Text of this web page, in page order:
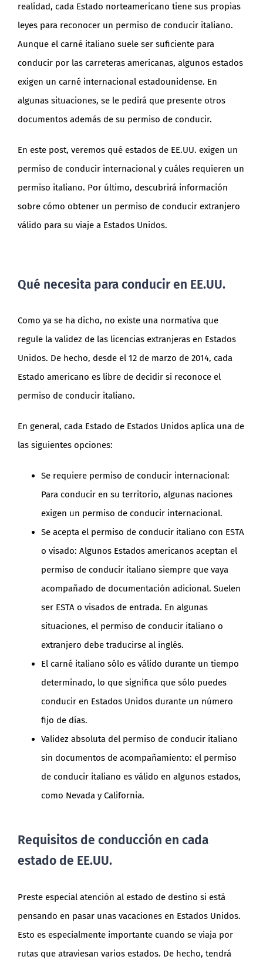
realidad, cada Estado norteamericano tiene sus propias
leyes para reconocer un permiso de conducir italiano.
Aunque el carné italiano suele ser suficiente para
conducir por las carreteras americanas, algunos estados
exigen un carné internacional estadounidense. En
algunas situaciones, se le pedirá que presente otros
documentos además de su permiso de conducir.
En este post, veremos qué estados de EE.UU. exigen un
permiso de conducir internacional y cuáles requieren un
permiso italiano. Por último, descubrirá información
sobre cómo obtener un permiso de conducir extranjero
válido para su viaje a Estados Unidos.
Qué necesita para conducir en EE.UU.
Como ya se ha dicho, no existe una normativa que
regule la validez de las licencias extranjeras en Estados
Unidos. De hecho, desde el 12 de marzo de 2014, cada
Estado americano es libre de decidir si reconoce el
permiso de conducir italiano.
En general, cada Estado de Estados Unidos aplica una de
las siguientes opciones:
Se requiere permiso de conducir internacional:
Para conducir en su territorio, algunas naciones
exigen un permiso de conducir internacional.
Se acepta el permiso de conducir italiano con ESTA
o visado: Algunos Estados americanos aceptan el
permiso de conducir italiano siempre que vaya
acompañado de documentación adicional. Suelen
ser ESTA o visados de entrada. En algunas
situaciones, el permiso de conducir italiano o
extranjero debe traducirse al inglés.
El carné italiano sólo es válido durante un tiempo
determinado, lo que significa que sólo puedes
conducir en Estados Unidos durante un número
fijo de días.
Validez absoluta del permiso de conducir italiano
sin documentos de acompañamiento: el permiso
de conducir italiano es válido en algunos estados,
como Nevada y California.
Requisitos de conducción en cada
estado de EE.UU.
Preste especial atención al estado de destino si está
pensando en pasar unas vacaciones en Estados Unidos.
Esto es especialmente importante cuando se viaja por
rutas que atraviesan varios estados. De hecho, tendrá